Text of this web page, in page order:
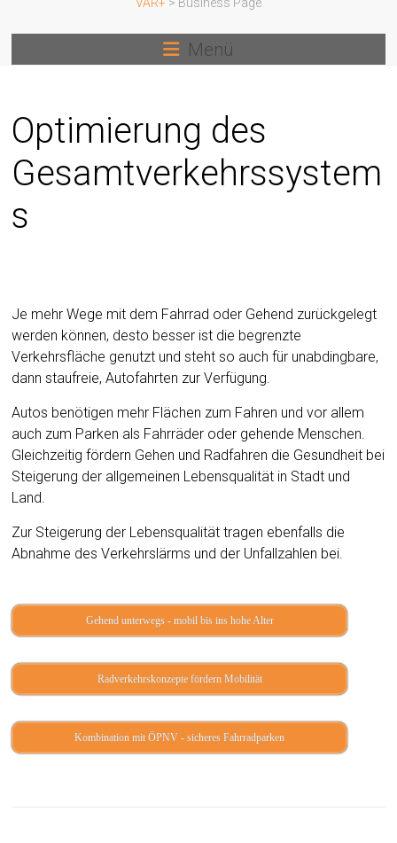
Menü
Optimierung des
Gesamtverkehrssystem
s
Je mehr Wege mit dem Fahrrad oder Gehend zurückgelegt
werden können, desto besser ist die begrenzte
Verkehrsfläche genutzt und steht so auch für unabdingbare,
dann staufreie, Autofahrten zur Verfügung.
Autos benötigen mehr Flächen zum Fahren und vor allem
auch zum Parken als Fahrräder oder gehende Menschen.
Gleichzeitig fördern Gehen und Radfahren die Gesundheit bei
Steigerung der allgemeinen Lebensqualität in Stadt und
Land.
Zur Steigerung der Lebensqualität tragen ebenfalls die
Abnahme des Verkehrslärms und der Unfallzahlen bei.
Gehend unterwegs - mobil bis ins hohe Alter
Radverkehrskonzepte fördern Mobilität
Kombination mit ÖPNV - sicheres Fahrradparken